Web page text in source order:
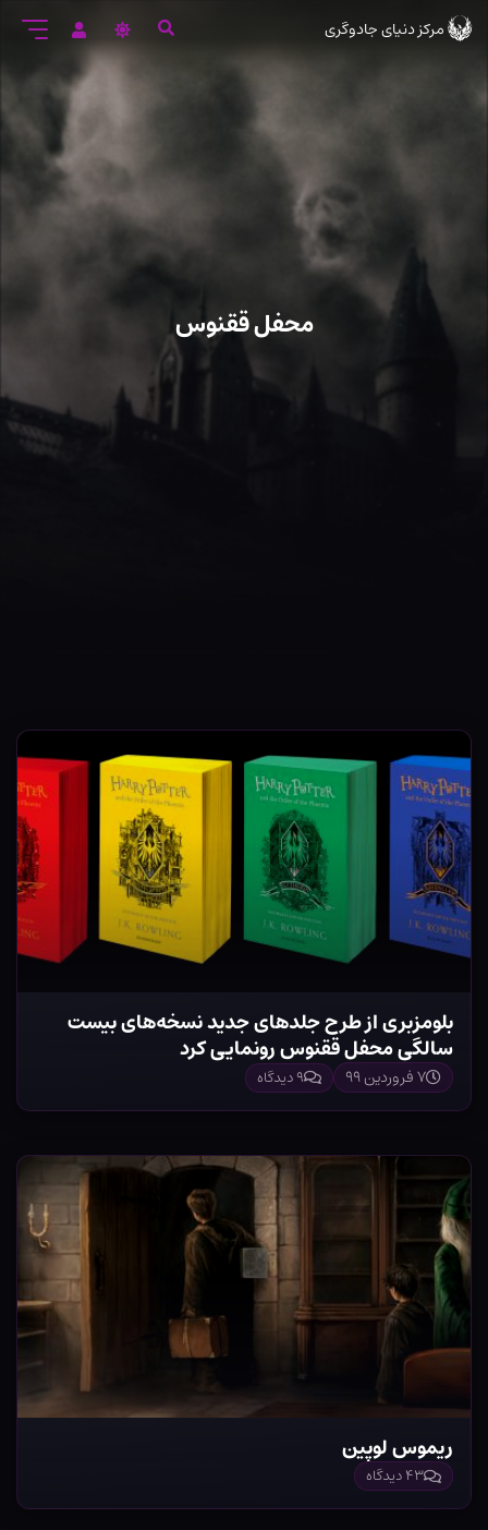
ورود
اصلی
مرکز دنیای جادوگری
محفل ققنوس
بلومزبری از طرح جلدهای جدید نسخه‌های بیست
سالگی محفل ققنوس رونمایی کرد
۷ فروردین ۹۹ ۹ دیدگاه
ریموس لوپین
۴۳ دیدگاه